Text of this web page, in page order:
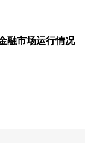
融市场运行情况